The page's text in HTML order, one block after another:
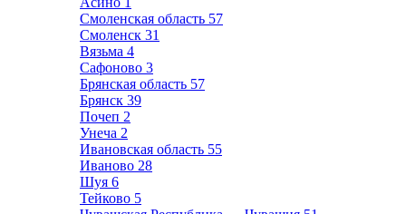
Смоленская область 57
Смоленск 31
Вязьма 4
Сафоново 3
Брянская область 57
Брянск 39
Почеп 2
Унеча 2
Ивановская область 55
Иваново 28
Шуя 6
Тейково 5